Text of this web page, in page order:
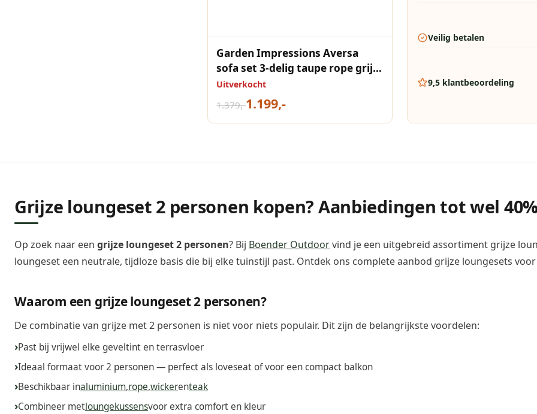
Garden Impressions Aversa
sofa set 3-delig taupe rope grijs
zand valley sand
Uitverkocht
1.379,-1.199,-
Veilig betalen
9,5 klantbeoordeling
Grijze loungeset 2 personen kopen? Aanbiedingen tot wel
Op zoek naar een grijze loungeset 2 personen? Bij Boender Outdoorvind je een uitgebreid assortiment grijze
loungeset een neutrale, tijdloze basis die bij elke tuinstijl past. Ontdek ons complete aanbod grijze loungesets
Waarom een grijze loungeset 2 personen?
De combinatie van grijze met 2 personen is niet voor niets populair. Dit zijn de belangrijkste voordelen:
Past bij vrijwel elke geveltint en terrasvloer
Ideaal formaat voor 2 personen — perfect als loveseat of voor een compact balkon
Beschikbaar inaluminium,rope,wickerenteak
Combineer metloungekussensvoor extra comfort en kleur